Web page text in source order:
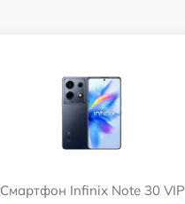
Смартфон Infinix Note 30 VIP